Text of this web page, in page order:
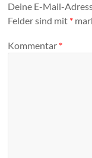
Deine E-Mail-
Felder sind mit *
Kommentar *